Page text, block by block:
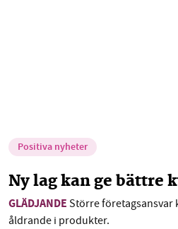
Positiva nyheter
Ny lag kan ge bättre
GLÄDJANDE Större
åldrande i produkter.